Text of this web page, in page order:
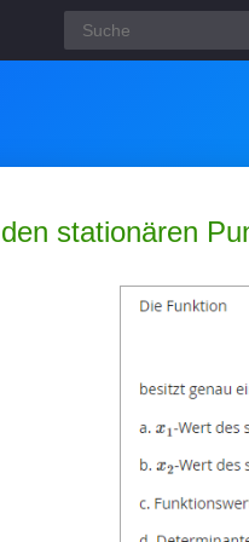
stationären